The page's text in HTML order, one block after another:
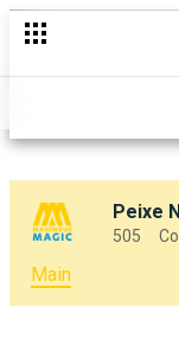
Peixe
505
Main